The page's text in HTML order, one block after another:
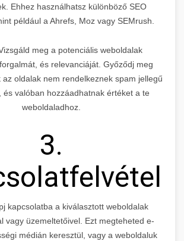
Ehhez használhatsz különböző SEO
például a Ahrefs, Moz vagy SEMrush.
meg a potenciális weboldalak
és relevanciáját. Győződj meg
oldalak nem rendelkeznek spam jellegű
és valóban hozzáadhatnak értéket a te
weboldaladhoz.
3.
kapcsolatba a kiválasztott weboldalak
vagy üzemeltetőivel. Ezt megteheted e-
médián keresztül, vagy a weboldaluk